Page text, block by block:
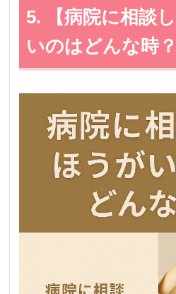
5. 【病院に相談
いのはどんな時？